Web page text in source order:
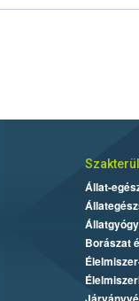
Állat-
Borászat